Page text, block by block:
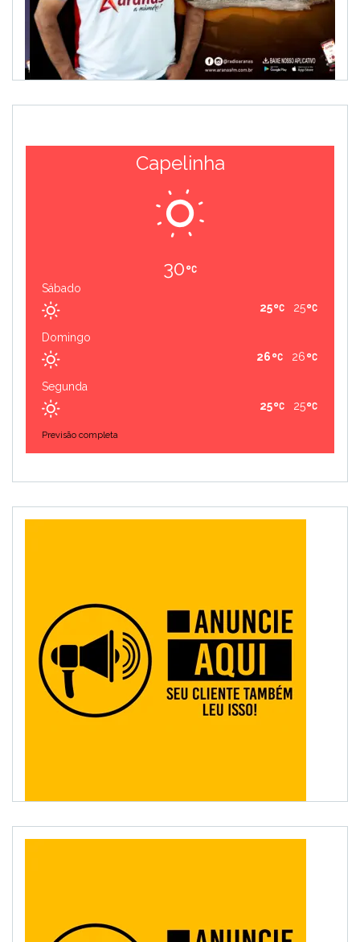
Capelinha
30
Sábado
25
25
Domingo
26
26
Segunda
25
25
Previsão completa